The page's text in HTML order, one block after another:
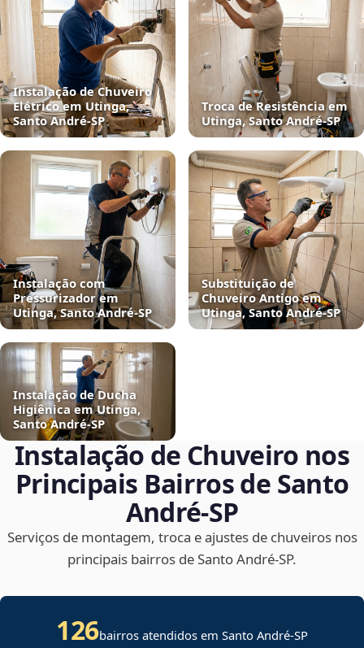
Instalação de Chuveiro
Elétrico em Utinga,
Santo André‑SP
Troca de Resistência em
Utinga, Santo André‑SP
Instalação com
Pressurizador em
Utinga, Santo André‑SP
Substituição de
Chuveiro Antigo em
Utinga, Santo André‑SP
Instalação de Ducha
Higiênica em Utinga,
Santo André‑SP
Instalação de Chuveiro nos
Principais Bairros de Santo
André‑SP
Serviços de montagem, troca e ajustes de chuveiros nos
principais bairros de Santo André‑SP.
126bairros atendidos em Santo André-SP